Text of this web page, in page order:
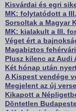
Kisvárdai és egri
MK: folytatódott a
Sorsoltak a Magyar
MK: kialakult a III.
Véget ért a
Magabiztos
Plusz kilenc az Audi
Két hónap után
A Kispest vendége
Megjelent az új
Kikapott a
Döntetlen